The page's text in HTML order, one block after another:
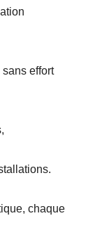
effort
chaque